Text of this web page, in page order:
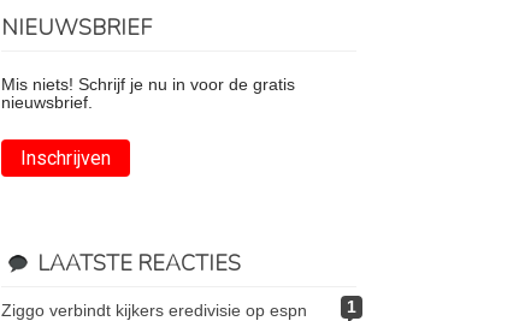
NIEUWSBRIEF
Mis niets! Schrijf je nu in voor de gratis
nieuwsbrief.
Inschrijven
LAATSTE REACTIES
1
ziggo verbindt kijkers eredivisie op espn